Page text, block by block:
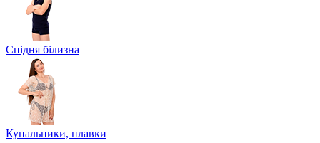
Спідня білизна
Купальники, плавки